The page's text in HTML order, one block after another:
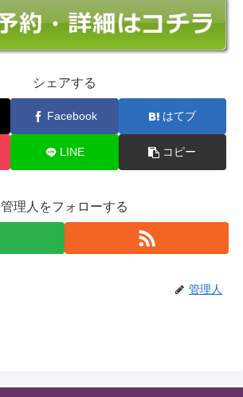
シェアする
Facebook はてブ
LINE コピー
管理人をフォローする
管理人